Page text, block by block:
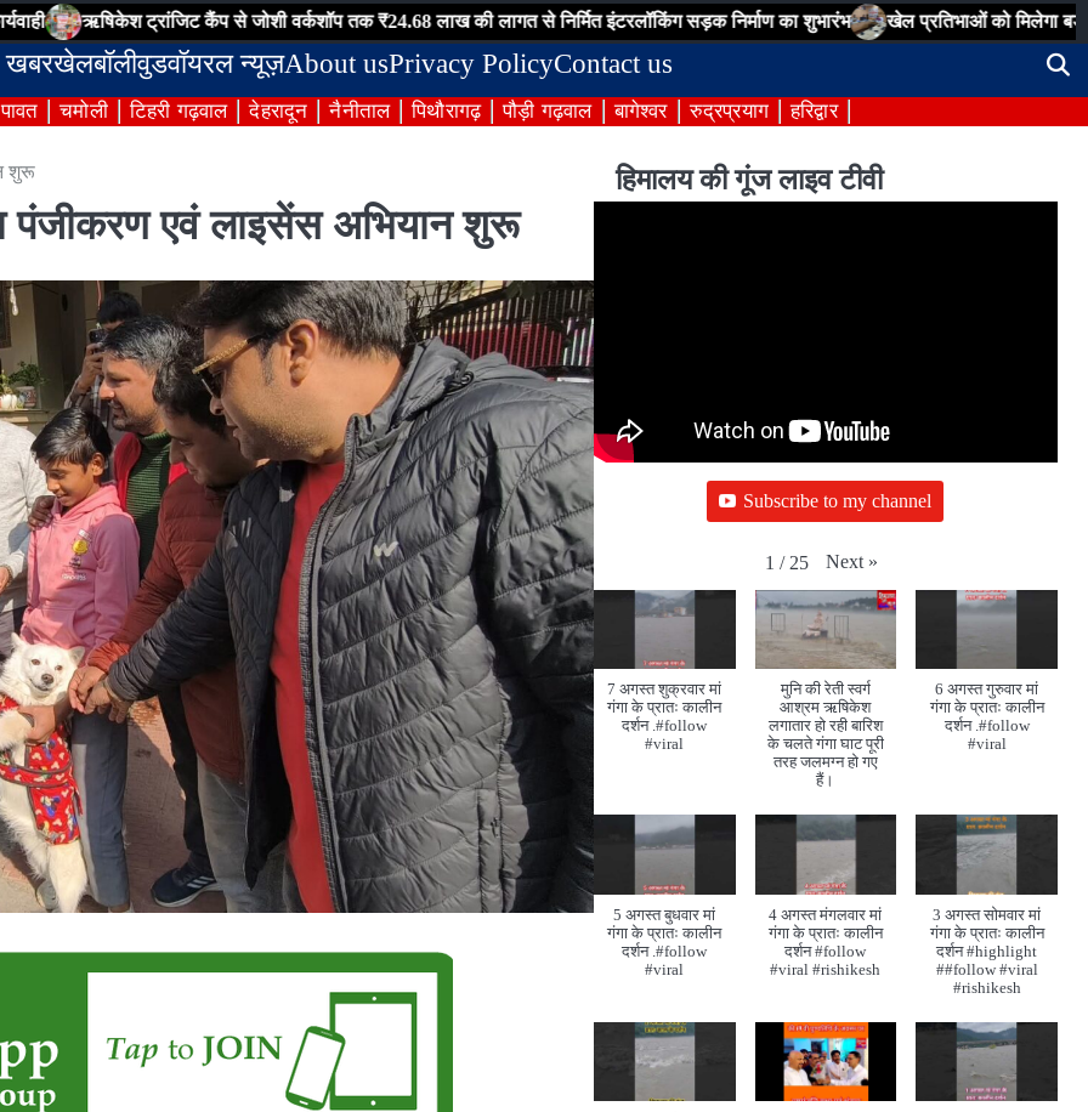
ट्रांजिट कैंप से जोशी वर्कशॉप तक ₹24.68 लाख की लागत से निर्मित इंटरलॉकिंग सड़क निर्माण का शुभारंभ खेल प्रतिभाओं को मिलेगा बड़ा मंच,
खबरखेलबॉलीवुडवॉयरल न्यूज़About usPrivacy PolicyContact us
चमोली टिहरी गढ़वाल देहरादून नैनीताल पिथौरागढ़ पौड़ी गढ़वाल बागेश्वर रुद्रप्रयाग हरिद्वार
शुरू
पंजीकरण एवं लाइसेंस अभियान शुरू
हिमालय की गूंज लाइव टीवी
Subscribe to my channel
1 / 25 Next »
7 अगस्त शुक्रवार मां
गंगा के प्रातः कालीन
दर्शन .#follow
#viral
मुनि की रेती स्वर्ग
आश्रम ऋषिकेश
लगातार हो रही बारिश
के चलते गंगा घाट पूरी
तरह जलमग्न हो गए
हैं।
6 अगस्त गुरुवार मां
गंगा के प्रातः कालीन
दर्शन .#follow
#viral
5 अगस्त बुधवार मां
गंगा के प्रातः कालीन
दर्शन .#follow
#viral
4 अगस्त मंगलवार मां
गंगा के प्रातः कालीन
दर्शन #follow
#viral #rishikesh
3 अगस्त सोमवार मां
गंगा के प्रातः कालीन
दर्शन #highlight
##follow #viral
#rishikesh